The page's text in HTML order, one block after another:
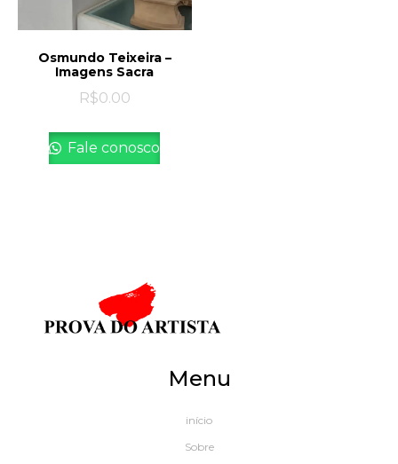
Osmundo Teixeira –
Imagens Sacra
R$0.00
Fale conosco
Menu
início
Sobre